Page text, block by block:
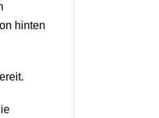
hinten